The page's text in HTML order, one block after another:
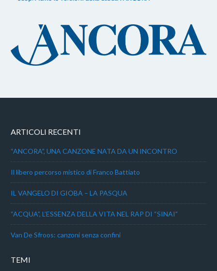
ARTICOLI RECENTI
“ANCORA”, UNA CANZONE NATA DA UN INCONTRO
Il libero percorso mistico di Franco Battiato
IL VANGELO DI GIOBA – LA PASQUA
“ACQUA”, L’ESSENZA DELLA VITA NEL RAP DI “SINAI”
Van De Sfroos: canzoni senza confini
TEMI